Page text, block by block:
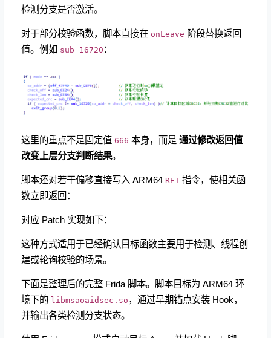
检测分支是否激活。
对于部分校验函数，脚本直接在 onLeave ​ 阶段替换返回
值。例如 sub_16720：
这里的重点不是固定值 666 ​ 本身，而是 通过修改返回值
改变上层分支判断结果。
脚本还对若干偏移直接写入 ARM64 RET 指令，使相关函
数立即返回：
对应 Patch 实现如下：
这种方式适用于已经确认目标函数主要用于检测、线程创
建或轮询校验的场景。
下面是整理后的完整 Frida 脚本。脚本目标为 ARM64 环
境下的 libmsaoaidsec.so，通过早期锚点安装 Hook，
并输出各类检测分支状态。